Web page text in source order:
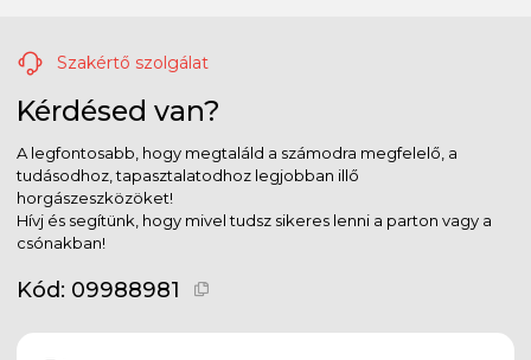
Szakértő szolgálat
Kérdésed van?
A legfontosabb, hogy megtaláld a számodra megfelelő, a
tudásodhoz, tapasztalatodhoz legjobban illő
horgászeszközöket!
Hívj és segítünk, hogy mivel tudsz sikeres lenni a parton vagy a
csónakban!
Kód: 09988981